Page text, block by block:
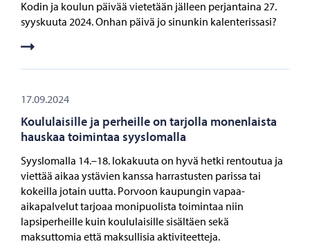
Kodin ja koulun päivää vietetään jälleen perjantaina 27.
syyskuuta 2024. Onhan päivä jo sinunkin kalenterissasi?
17.09.2024
Koululaisille ja perheille on tarjolla monenlaista
hauskaa toimintaa syyslomalla
Syyslomalla 14.–18. lokakuuta on hyvä hetki rentoutua ja
viettää aikaa ystävien kanssa harrastusten parissa tai
kokeilla jotain uutta. Porvoon kaupungin vapaa-
aikapalvelut tarjoaa monipuolista toimintaa niin
lapsiperheille kuin koululaisille sisältäen sekä
maksuttomia että maksullisia aktiviteetteja.